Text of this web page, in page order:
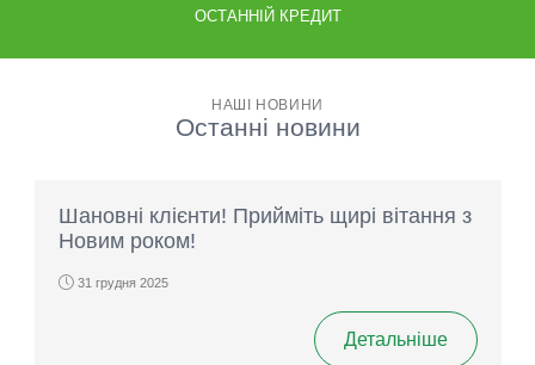
ОСТАННІЙ КРЕДИТ
НАШІ НОВИНИ
Останні новини
Шановні клієнти! Прийміть щирі вітання з
Новим роком!
31 грудня 2025
Детальніше